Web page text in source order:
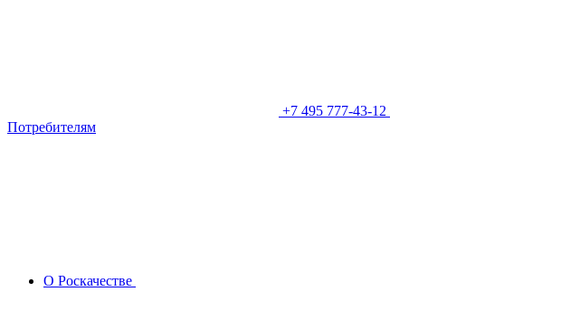
+7 495 777-43-12
Потребителям
О Роскачестве